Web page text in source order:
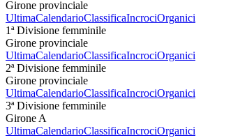
Girone provinciale
UltimaCalendarioClassificaIncrociOrganici
1ª Divisione femminile
Girone provinciale
UltimaCalendarioClassificaIncrociOrganici
2ª Divisione femminile
Girone provinciale
UltimaCalendarioClassificaIncrociOrganici
3ª Divisione femminile
Girone A
UltimaCalendarioClassificaIncrociOrganici